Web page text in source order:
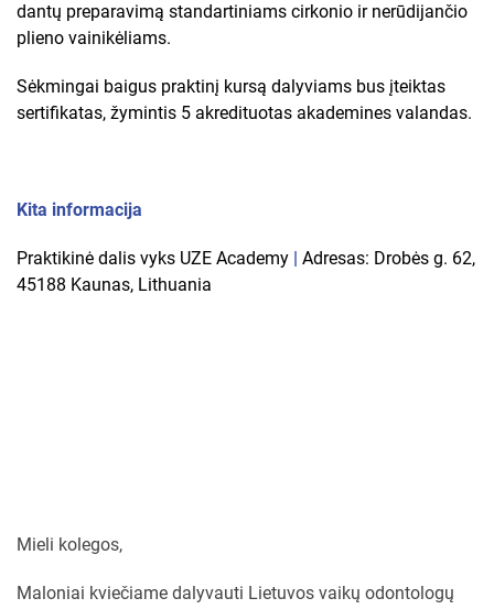
dantų preparavimą standartiniams cirkonio ir nerūdijančio
plieno vainikėliams.
Sėkmingai baigus praktinį kursą dalyviams bus įteiktas
sertifikatas, žymintis 5 akredituotas akademines valandas.
Kita informacija
Praktikinė dalis vyks UZE Academy | Adresas: Drobės g. 62,
45188 Kaunas, Lithuania
Mieli kolegos,
Maloniai kviečiame dalyvauti Lietuvos vaikų odontologų